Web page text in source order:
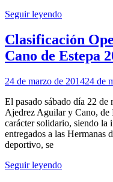
Seguir leyendo
Clasificación
Cano de Estepa
24 de marzo de 201424 de
El pasado sábado día 22
Ajedrez Aguilar y Cano, de
carácter solidario, siendo la
entregados a las Hermanas
deportivo, se
Seguir leyendo